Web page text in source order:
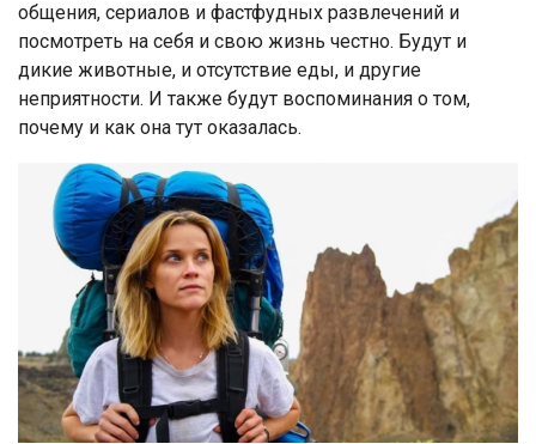
общения, сериалов и фастфудных развлечений и
посмотреть на себя и свою жизнь честно. Будут и
дикие животные, и отсутствие еды, и другие
неприятности. И также будут воспоминания о том,
почему и как она тут оказалась.